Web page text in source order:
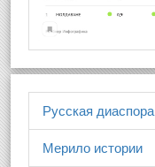
Русская диаспора
Мерило истории